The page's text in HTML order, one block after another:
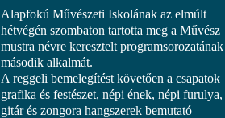
Alapfokú Művészeti Iskolának az elmúlt
hétvégén szombaton tartotta meg a Művész
mustra névre keresztelt programsorozatának
második alkalmát.
A reggeli bemelegítést követően a csapatok
grafika és festészet, népi ének, népi furulya,
gitár és zongora hangszerek bemutató